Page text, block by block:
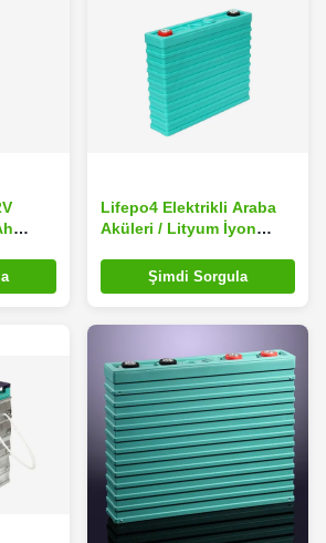
Lifepo4 Elektrikli Araba
Aküleri / Lityum İyon
Şimdi Sorgula